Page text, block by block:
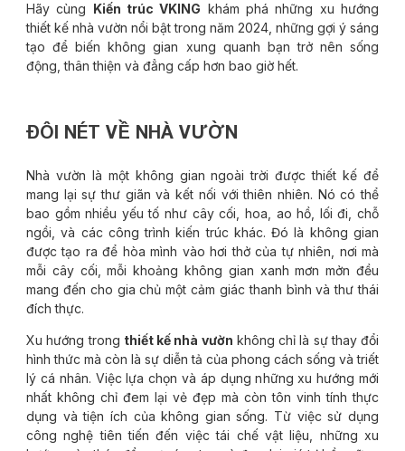
Hãy cùng Kiến trúc VKING khám phá những xu hướng
thiết kế nhà vườn nổi bật trong năm 2024, những gợi ý sáng
tạo để biến không gian xung quanh bạn trở nên sống
động, thân thiện và đẳng cấp hơn bao giờ hết.
ĐÔI NÉT VỀ NHÀ VƯỜN
Nhà vườn là một không gian ngoài trời được thiết kế để
mang lại sự thư giãn và kết nối với thiên nhiên. Nó có thể
bao gồm nhiều yếu tố như cây cối, hoa, ao hồ, lối đi, chỗ
ngồi, và các công trình kiến trúc khác. Đó là không gian
được tạo ra để hòa mình vào hơi thở của tự nhiên, nơi mà
mỗi cây cối, mỗi khoảng không gian xanh mơn mởn đều
mang đến cho gia chủ một cảm giác thanh bình và thư thái
đích thực.
Xu hướng trong thiết kế nhà vườn không chỉ là sự thay đổi
hình thức mà còn là sự diễn tả của phong cách sống và triết
lý cá nhân. Việc lựa chọn và áp dụng những xu hướng mới
nhất không chỉ đem lại vẻ đẹp mà còn tôn vinh tính thực
dụng và tiện ích của không gian sống. Từ việc sử dụng
công nghệ tiên tiến đến việc tái chế vật liệu, những xu